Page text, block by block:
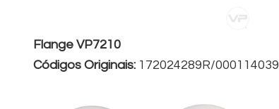
Flange VP7210
Códigos Originais: 172024289R/000114039